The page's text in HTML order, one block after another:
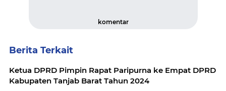
komentar
Berita Terkait
Ketua DPRD Pimpin Rapat Paripurna ke Empat DPRD
Kabupaten Tanjab Barat Tahun 2024